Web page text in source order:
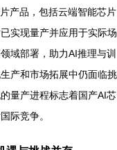
产品，包括云端智能芯片
实现量产并应用于实际场
域部署，助力AI推理与训
产和市场拓展中仍面临挑
量产进程标志着国产AI芯
际竞争。